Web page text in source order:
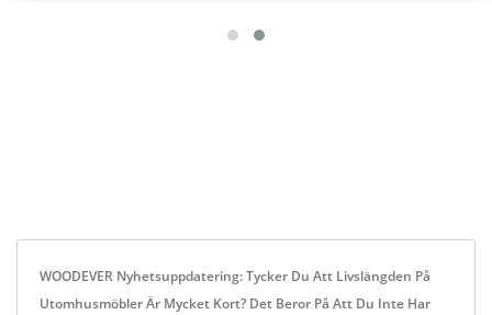
WOODEVER Nyhetsuppdatering: Tycker Du Att Livslängden På
Utomhusmöbler Är Mycket Kort? Det Beror På Att Du Inte Har